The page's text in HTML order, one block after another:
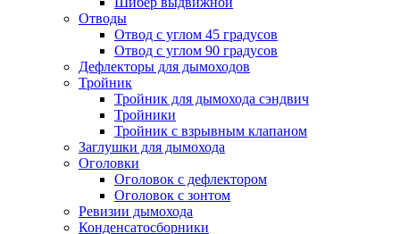
Отводы
Отвод с углом 45 градусов
Отвод с углом 90 градусов
Дефлекторы для дымоходов
Тройник
Тройник для дымохода сэндвич
Тройники
Тройник с взрывным клапаном
Заглушки для дымохода
Оголовки
Оголовок с дефлектором
Оголовок с зонтом
Ревизии дымохода
Конденсатосборники